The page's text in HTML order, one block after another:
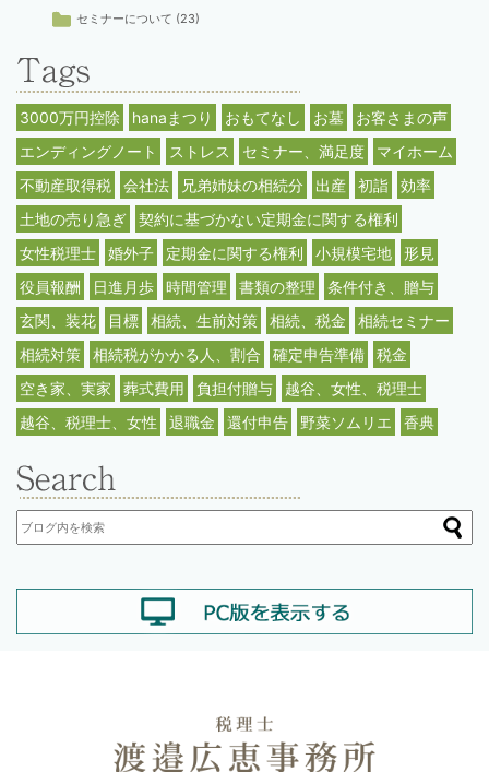
セミナーについて (23)
3000万円控除 hanaまつり おもてなし お墓
お客さまの声
エンディングノート
ストレス セミナー、満足度
マイホーム
不動産取得税
会社法 兄弟姉妹の相続分 出産 初詣
効率
土地の売り急ぎ
契約に基づかない定期金に関する権利
女性税理士
婚外子 定期金に関する権利 小規模宅地
形見
役員報酬
日進月歩 時間管理 書類の整理
条件付き、贈与
玄関、装花
目標 相続、生前対策 相続、税金
相続セミナー
相続対策
相続税がかかる人、割合 確定申告準備
税金
空き家、実家
葬式費用 負担付贈与
越谷、女性、税理士
越谷、税理士、女性
退職金 還付申告 野菜ソムリエ 香典